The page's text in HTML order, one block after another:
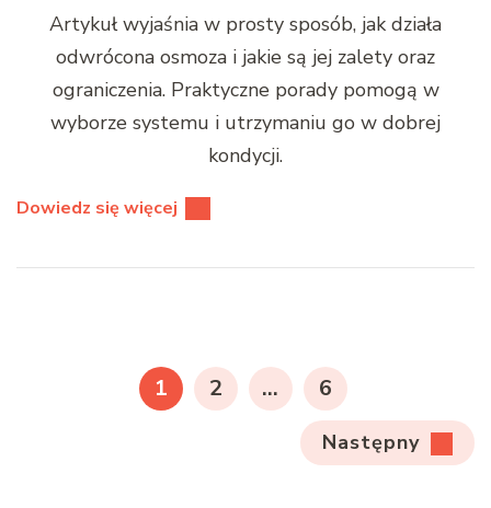
Artykuł wyjaśnia w prosty sposób, jak działa
odwrócona osmoza i jakie są jej zalety oraz
ograniczenia. Praktyczne porady pomogą w
wyborze systemu i utrzymaniu go w dobrej
kondycji.
Dowiedz się więcej
STRONA
1 STRONA
2 … STRONA
6
Następny